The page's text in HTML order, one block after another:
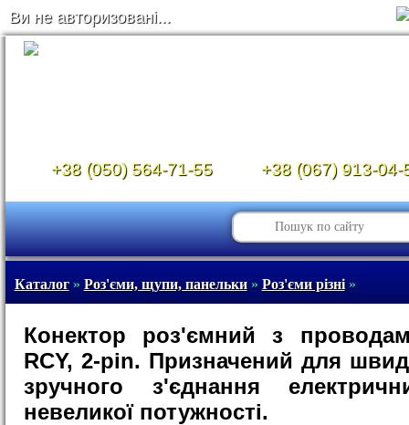
Ви не авторизовані...
+38 (050) 564-71-55 +38 (067) 913-04-
Каталог» Роз'єми, щупи, панельки» Роз'єми різні»
Конектор роз'ємний з
RCY, 2-pin. Призначений для
зручного з'єднання
невеликої потужності.